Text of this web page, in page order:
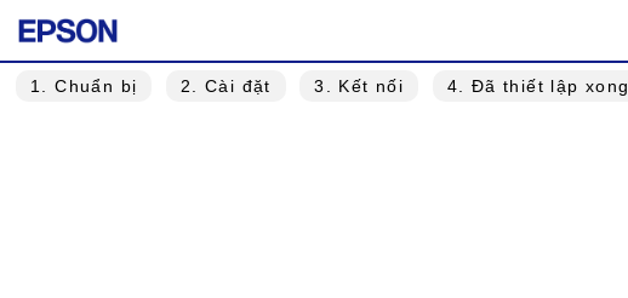
1 . Chuẩn bị 2 . Cài đặt 3 . Kết nối 4 . Đã thiết lập xong